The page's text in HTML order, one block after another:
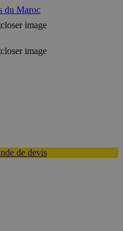
de devis